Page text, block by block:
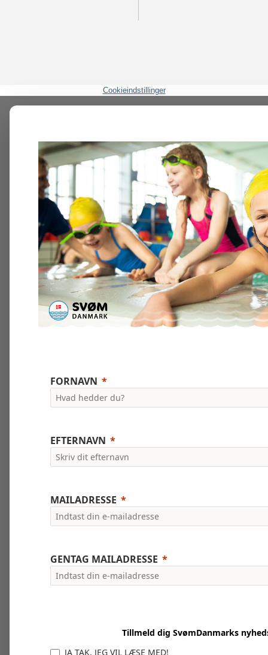
Cookieindstillinger
FORNAVN
EFTERNAVN
MAILADRESSE
GENTAG MAILADRESSE
Tillmeld dig SvømDanmarks
JA TAK, JEG VIL LÆSE MED!